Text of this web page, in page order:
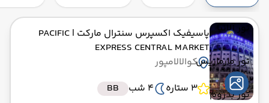
تور آلانیا
تور مارماریس
تور بدروم
پاسیفیک اکسپرس سنترال مارکت | PACIFIC
EXPRESS CENTRAL MARKET
کوالالامپور
3 ستاره
4 شب BB